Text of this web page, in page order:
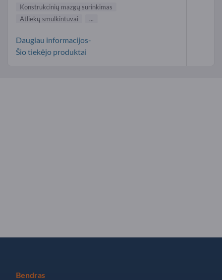
Konstrukcinių mazgų surinkimas
Atliekų smulkintuvai
...
Daugiau informacijos-
Šio tiekėjo produktai
Bendras